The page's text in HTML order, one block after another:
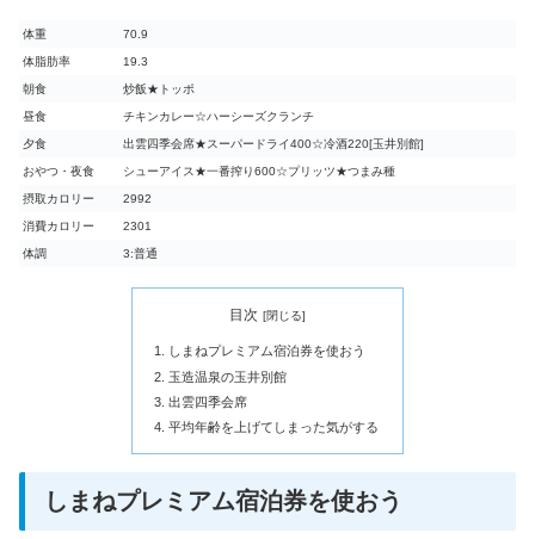
体重 70.9
体脂肪率 19.3
朝食 炒飯★トッポ
昼食 チキンカレー☆ハーシーズクランチ
夕食 出雲四季会席★スーパードライ400☆冷酒220[玉井別館]
おやつ・夜食 シューアイス★一番搾り600☆プリッツ★つまみ種
摂取カロリー 2992
消費カロリー 2301
体調 3:普通
目次
しまねプレミアム宿泊券を使おう
玉造温泉の玉井別館
出雲四季会席
平均年齢を上げてしまった気がする
しまねプレミアム宿泊券を使おう